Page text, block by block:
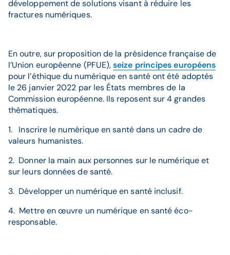
développement de solutions visant à réduire les
fractures numériques.
En outre, sur proposition de la présidence française de
l’Union européenne (PFUE),seize principes européens
pour l’éthique du numérique en santé ont été adoptés
le 26 janvier 2022 par les États membres de la
Commission européenne. Ils reposent sur 4 grandes
thématiques.
1. Inscrire le numérique en santé dans un cadre de
valeurs humanistes.
2. Donner la main aux personnes sur le numérique et
sur leurs données de santé.
3. Développer un numérique en santé inclusif.
4. Mettre en œuvre un numérique en santé éco-
responsable.